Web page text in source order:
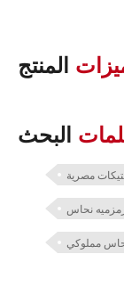
المنتج
البحث
مصرية
نحاس
مملوكي